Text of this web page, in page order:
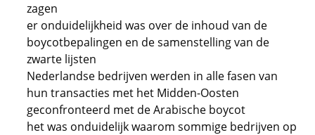
zagen
er onduidelijkheid was over de inhoud van de
boycotbepalingen en de samenstelling van de
zwarte lijsten
Nederlandse bedrijven werden in alle fasen van
hun transacties met het Midden-Oosten
geconfronteerd met de Arabische boycot
het was onduidelijk waarom sommige bedrijven op